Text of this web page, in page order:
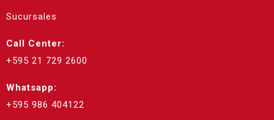
Sucursales
Call Center:
+595 21 729 2600
Whatsapp:
+595 986 404122